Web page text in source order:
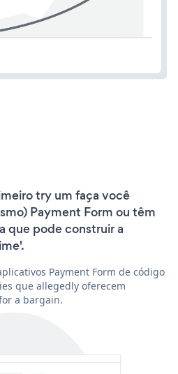
try um faça você
Payment Form ou têm
que pode construir a
Payment Form de código
que allegedly oferecem
a bargain.